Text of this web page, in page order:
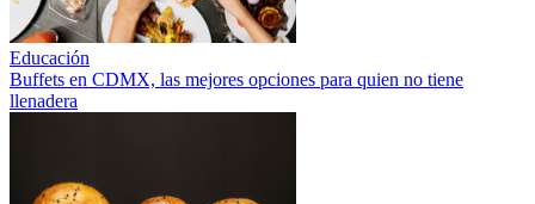
Educación
Buffets en CDMX, las mejores opciones para quien no tiene
llenadera